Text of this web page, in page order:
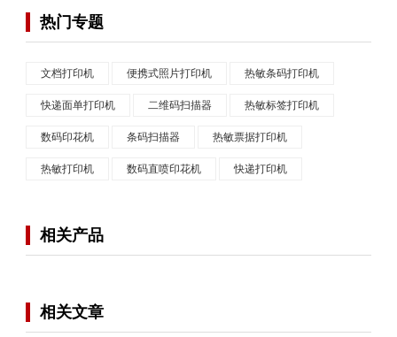
热门专题
文档打印机 便携式照片打印机 热敏条码打印机
快递面单打印机 二维码扫描器 热敏标签打印机
数码印花机 条码扫描器 热敏票据打印机
热敏打印机 数码直喷印花机 快递打印机
相关产品
相关文章